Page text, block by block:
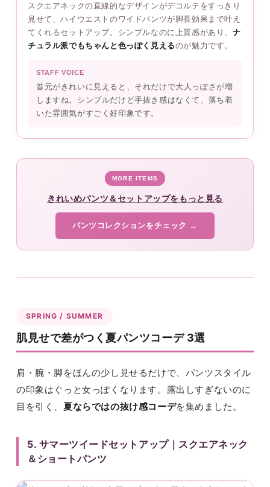
スクエアネックの直線的なデザインがデコルテをすっきり
見せて、ハイウエストのワイドパンツが脚長効果まで叶え
てくれるセットアップ。シンプルなのに上質感があり、ナ
チュラル派でもちゃんと色っぽく見えるのが魅力です。
STAFF VOICE
首元がきれいに見えると、それだけで大人っぽさが増
しますね。シンプルだけど手抜き感はなくて、落ち着
いた雰囲気がすごく好印象です。
MORE ITEMS
きれいめパンツ＆セットアップをもっと見る
パンツコレクションをチェック →
SPRING / SUMMER
肌見せで差がつく夏パンツコーデ 3選
肩・腕・脚をほんの少し見せるだけで、パンツスタイル
の印象はぐっと女っぽくなります。露出しすぎないのに
目を引く、 夏ならではの抜け感コーデを集めました。
5. サマーツイードセットアップ｜スクエアネック
＆ショートパンツ